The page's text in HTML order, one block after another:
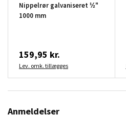
Nippelrør galvaniseret ½"
1000 mm
159,95 kr.
Lev. omk. tillægges
Anmeldelser